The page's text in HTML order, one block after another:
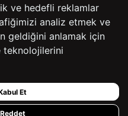
ve hedefli reklamlar
analiz etmek ve
geldiğini anlamak için
teknolojilerini
Et